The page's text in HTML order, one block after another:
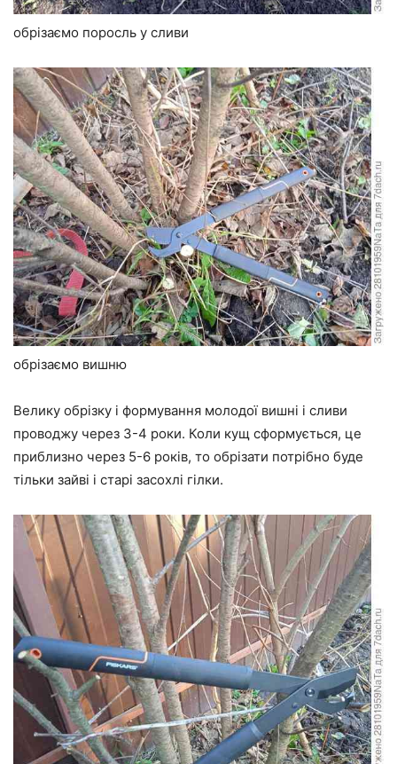
обрізаємо поросль у сливи
обрізаємо вишню
Велику обрізку і формування молодої вишні і сливи
проводжу через 3-4 роки. Коли кущ сформується, це
приблизно через 5-6 років, то обрізати потрібно буде
тільки зайві і старі засохлі гілки.